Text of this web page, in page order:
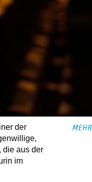
der
die aus der
im
MEHR